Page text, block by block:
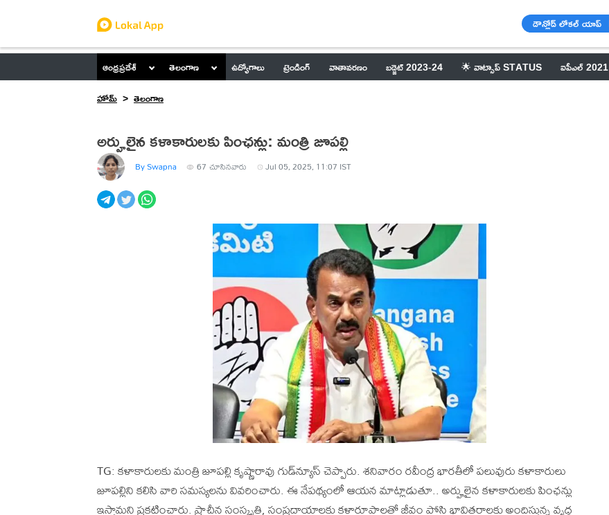
డౌన్లోడ్ లోకల్ యాప్
ఆంధ్రప్రదేశ్ తెలంగాణ ఉద్యోగాలు ట్రెండింగ్ వాతావరణం బడ్జెట్ 2023-24 🌟 వాట్సాప్ STATUS ఐపీఎల్ 2021
హోమ్
తెలంగాణ
అర్హులైన క‌ళాకారుల‌కు పింఛన్లు: మంత్రి జూపల్లి
By Swapna 67 చూసినవారు Jul 05, 2025, 11:07 IST
TG: కళాకారులకు మంత్రి జూపల్లి కృష్ణారావు గుడ్‌న్యూస్ చెప్పారు. శనివారం రవీంద్ర భారతీలో పలువురు కళాకారులు
జూపల్లిని కలిసి వారి సమస్యలను వివరించారు. ఈ నేపథ్యంలో ఆయన మాట్లాడుతూ.. అర్హులైన కళాకారులకు పింఛన్లు
ఇస్తామని ప్రకటించారు. ప్రాచీన సంస్కృతి, సంప్రదాయాలకు కళారూపాలతో జీవం పోసి భావితరాలకు అందిస్తున్న వృద్ధ